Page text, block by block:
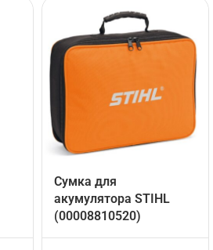
Сумка для
акумулятора STIHL
(00008810520)